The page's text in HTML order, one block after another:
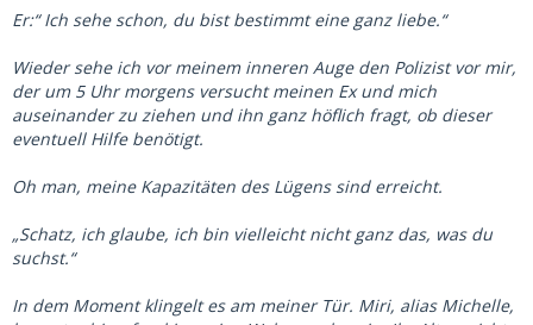
Er:“ Ich sehe schon, du bist bestimmt eine ganz liebe.“
Wieder sehe ich vor meinem inneren Auge den Polizist vor mir,
der um 5 Uhr morgens versucht meinen Ex und mich
auseinander zu ziehen und ihn ganz höflich fragt, ob dieser
eventuell Hilfe benötigt.
Oh man, meine Kapazitäten des Lügens sind erreicht.
„Schatz, ich glaube, ich bin vielleicht nicht ganz das, was du
suchst.“
In dem Moment klingelt es am meiner Tür. Miri, alias Michelle,